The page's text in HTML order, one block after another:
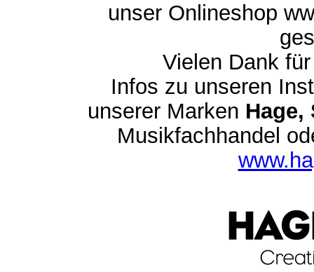
unser Onlineshop
Vielen Dank
Infos zu unseren
unserer Marken Hage,
Musikfachhandel